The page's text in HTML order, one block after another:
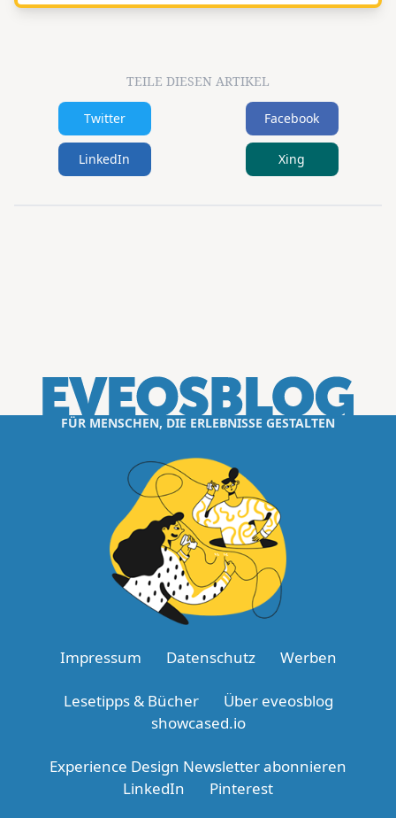
TEILE DIESEN ARTIKEL
Twitter Facebook
LinkedIn Xing
FÜR MENSCHEN, DIE ERLEBNISSE GESTALTEN
Impressum Datenschutz Werben
Lesetipps & Bücher
Über eveosblog
showcased.io
Experience Design Newsletter abonnieren
LinkedIn
Pinterest